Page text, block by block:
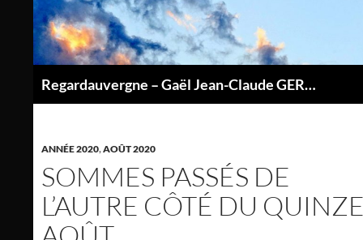
contenu
Regardauvergne – Gaël Jean-Claude GERARD
ANNÉE 2020,AOÛT 2020
SOMMES PASSÉS DE
L’AUTRE CÔTÉ DU